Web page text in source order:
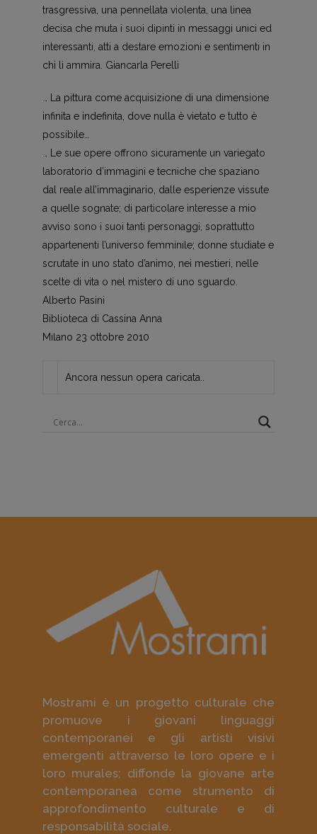
trasgressiva, una pennellata violenta, una linea
decisa che muta i suoi dipinti in messaggi unici ed
interessanti, atti a destare emozioni e sentimenti in
chi li ammira. Giancarla Perelli
… La pittura come acquisizione di una dimensione
infinita e indefinita, dove nulla è vietato e tutto è
possibile…
… Le sue opere offrono sicuramente un variegato
laboratorio d’immagini e tecniche che spaziano
dal reale all’immaginario, dalle esperienze vissute
a quelle sognate; di particolare interesse a mio
avviso sono i suoi tanti personaggi, soprattutto
appartenenti l’universo femminile; donne studiate e
scrutate in uno stato d’animo, nei mestieri, nelle
scelte di vita o nel mistero di uno sguardo.
Alberto Pasini
Biblioteca di Cassina Anna
Milano 23 ottobre 2010
Ancora nessun opera caricata..
Mostrami è un progetto culturale che
promuove i giovani linguaggi
contemporanei e gli artisti visivi
emergenti attraverso le loro opere e i
loro murales; diffonde la giovane arte
contemporanea come strumento di
approfondimento culturale e di
responsabilità sociale.